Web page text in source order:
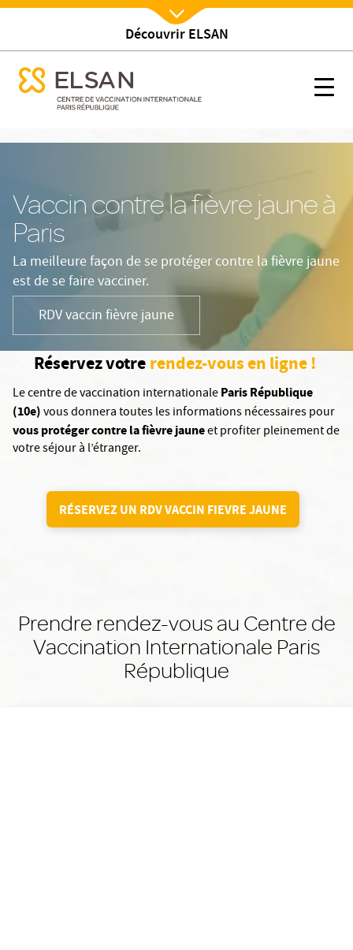
au
Découvrir ELSAN
Vaccin contre la fièvre jaune à Paris
menu mobile
Nx:Afficher menu
menu mobile
Vaccin contre la fièvre jaune à
Paris
La meilleure façon de se protéger contre la fièvre jaune
est de se faire vacciner.
RDV vaccin fièvre jaune
Réservez votre rendez-vous en ligne !
Le centre de vaccination internationaleParis République
(10e)vous donnera toutes les informations nécessaires pour
vous protéger contre la fièvre jauneet profiter pleinement de
votre séjour à l’étranger.
RÉSERVEZ UN RDV VACCIN FIEVRE JAUNE
Prendre rendez-vous au Centre de
Vaccination Internationale Paris
République